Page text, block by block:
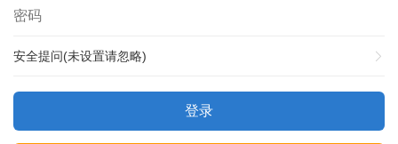
安全提问(未设置请忽略)
登录